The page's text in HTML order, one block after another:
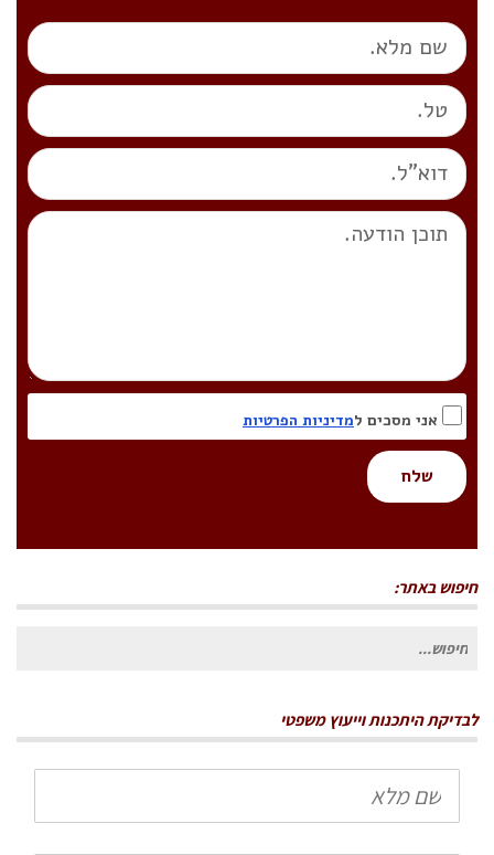
אני מסכים למדיניות הפרטיות
שלח
חיפוש באתר:
חיפוש
לבדיקת היתכנות וייעוץ משפטי
שם
מלא